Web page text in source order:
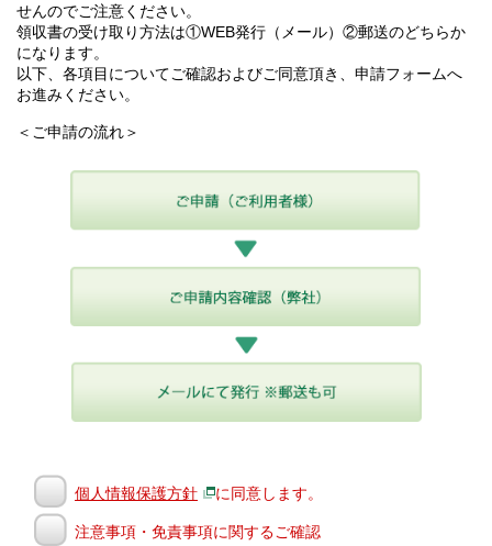
せんのでご注意ください。
領収書の受け取り方法は①WEB発行（メール）②郵送のどちらか
になります。
以下、各項目についてご確認およびご同意頂き、申請フォームへ
お進みください。
＜ご申請の流れ＞
個人情報保護方針 に同意します。
注意事項・免責事項に関するご確認